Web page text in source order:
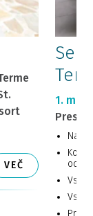
VEČ
1.